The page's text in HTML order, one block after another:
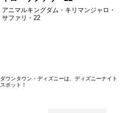
アニマルキングダム・キリマンジャロ・
サファリ・22
ダウンタウン・ディズニーは、ディズニーナイト
スポット！